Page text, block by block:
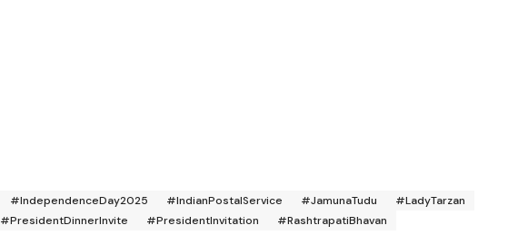
#IndependenceDay2025 #IndianPostalService #JamunaTudu
#LadyTarzan
#PresidentDinnerInvite #PresidentInvitation #RashtrapatiBhavan